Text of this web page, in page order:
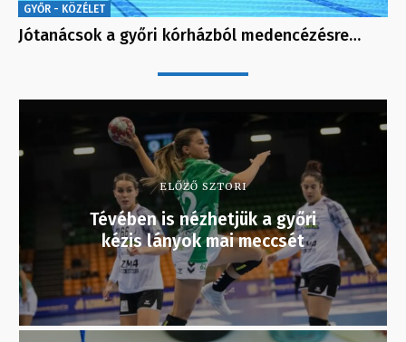
GYŐR - KÖZÉLET
Jótanácsok a győri kórházból medencézésre…
ELŐZŐ SZTORI
Tévében is nézhetjük a győri
kézis lányok mai meccsét